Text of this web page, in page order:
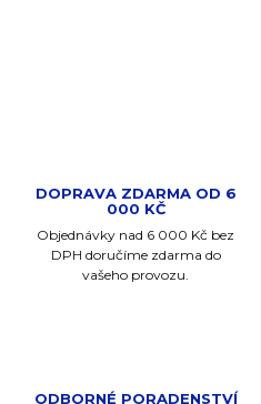
DOPRAVA ZDARMA OD 6
000 KČ
Objednávky nad 6 000 Kč bez
DPH doručíme zdarma do
vašeho provozu.
ODBORNÉ PORADENSTVÍ